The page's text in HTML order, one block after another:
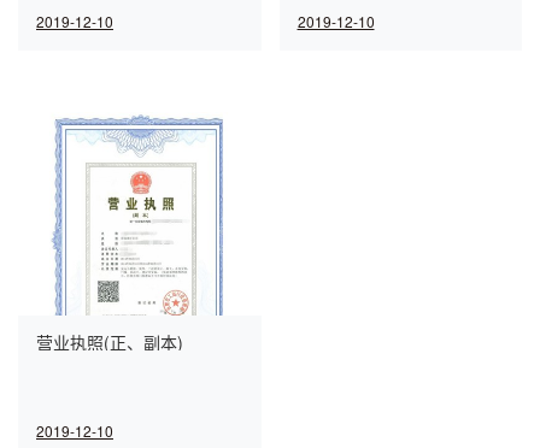
2019-12-10 2019-12-10
营业执照(正、副本)
2019-12-10